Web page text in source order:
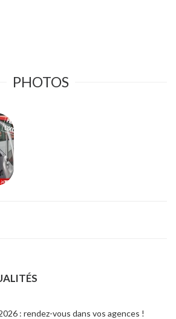
PHOTOS
: rendez-vous dans vos agences !